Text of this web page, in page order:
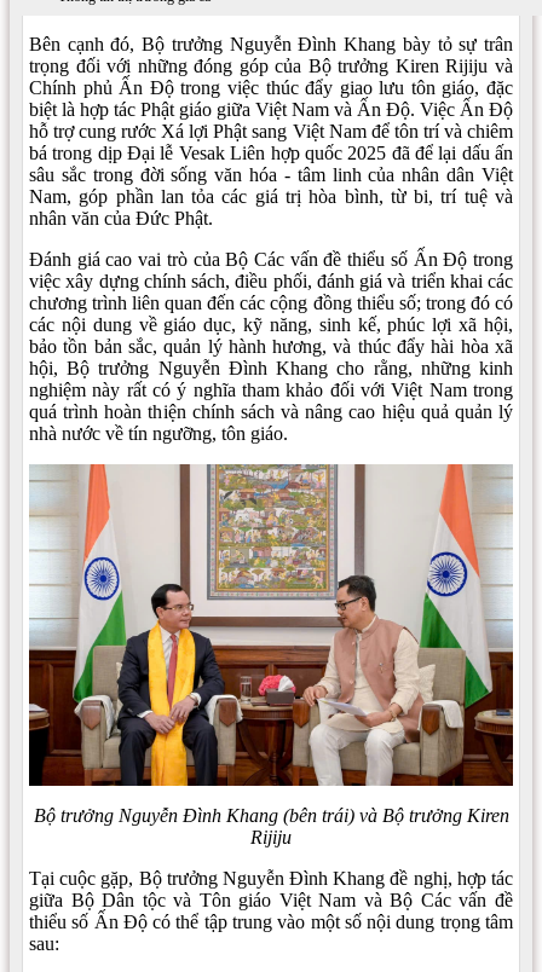
Bên cạnh đó, Bộ trưởng Nguyễn Đình Khang bày tỏ sự trân
trọng đối với những đóng góp của Bộ trưởng Kiren Rijiju và
Chính phủ Ấn Độ trong việc thúc đẩy giao lưu tôn giáo, đặc
biệt là hợp tác Phật giáo giữa Việt Nam và Ấn Độ. Việc Ấn Độ
hỗ trợ cung rước Xá lợi Phật sang Việt Nam để tôn trí và chiêm
bá trong dịp Đại lễ Vesak Liên hợp quốc 2025 đã để lại dấu ấn
sâu sắc trong đời sống văn hóa - tâm linh của nhân dân Việt
Nam, góp phần lan tỏa các giá trị hòa bình, từ bi, trí tuệ và
nhân văn của Đức Phật.
Đánh giá cao vai trò của Bộ Các vấn đề thiểu số Ấn Độ trong
việc xây dựng chính sách, điều phối, đánh giá và triển khai các
chương trình liên quan đến các cộng đồng thiểu số; trong đó có
các nội dung về giáo dục, kỹ năng, sinh kế, phúc lợi xã hội,
bảo tồn bản sắc, quản lý hành hương, và thúc đẩy hài hòa xã
hội, Bộ trưởng Nguyễn Đình Khang cho rằng, những kinh
nghiệm này rất có ý nghĩa tham khảo đối với Việt Nam trong
quá trình hoàn thiện chính sách và nâng cao hiệu quả quản lý
nhà nước về tín ngưỡng, tôn giáo.
Bộ trưởng Nguyễn Đình Khang (bên trái) và Bộ trưởng Kiren
Rijiju
Tại cuộc gặp, Bộ trưởng Nguyễn Đình Khang đề nghị, hợp tác
giữa Bộ Dân tộc và Tôn giáo Việt Nam và Bộ Các vấn đề
thiểu số Ấn Độ có thể tập trung vào một số nội dung trọng tâm
sau: